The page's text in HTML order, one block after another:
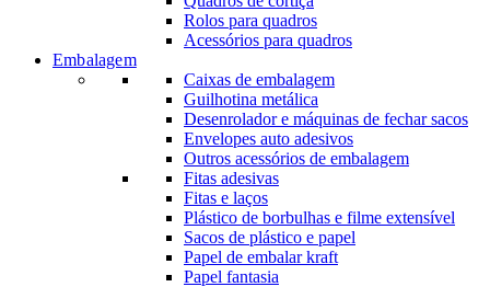
Rolos para quadros
Acessórios para quadros
Embalagem
Caixas de embalagem
Guilhotina metálica
Desenrolador e máquinas de fechar sacos
Envelopes auto adesivos
Outros acessórios de embalagem
Fitas adesivas
Fitas e laços
Plástico de borbulhas e filme extensível
Sacos de plástico e papel
Papel de embalar kraft
Papel fantasia